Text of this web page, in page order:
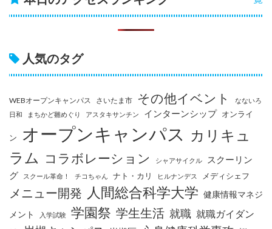
人気のタグ
WEBオープンキャンパス さいたま市 その他イベント
なないろ
日和
まちかど雛めぐり アスタキサンチン インターンシップ オンライ
ン オープンキャンパス カリキュ
ラム コラボレーション シャアサイクル
スクーリン
グ
スクール革命！ チコちゃん ナト・カリ ヒルナンデス メディシェフ
メニュー開発 人間総合科学大学 健康情報マネジ
メント
入学試験 学園祭 学生生活 就職 就職ガイダン